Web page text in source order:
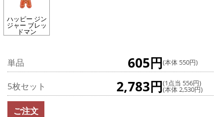
ハッピー ジン
ジャー ブレッ
ドマン
単品 605円(本体 550円)
5枚セット 2,783円(1点当 556円)
(本体 2,530円)
ご注文